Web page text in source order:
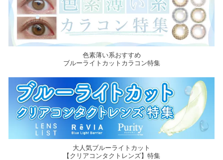
色素薄い系おすすめ
ブルーライトカットカラコン特集
大人気ブルーライトカット
【クリアコンタクトレンズ】特集